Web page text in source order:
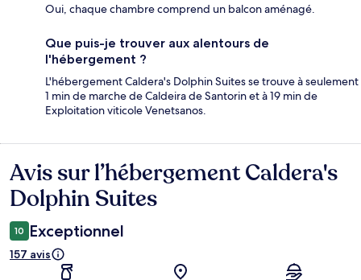
Oui, chaque chambre comprend un balcon aménagé.
Que puis-je trouver aux alentours de
l'hébergement ?
L'hébergement Caldera's Dolphin Suites se trouve à seulement
1 min de marche de Caldeira de Santorin et à 19 min de
Exploitation viticole Venetsanos.
Avis
Avis sur l’hébergement Caldera's
Dolphin Suites
10 Exceptionnel
157 avis